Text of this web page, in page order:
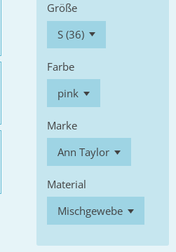
Größe
Farbe
Marke
Material